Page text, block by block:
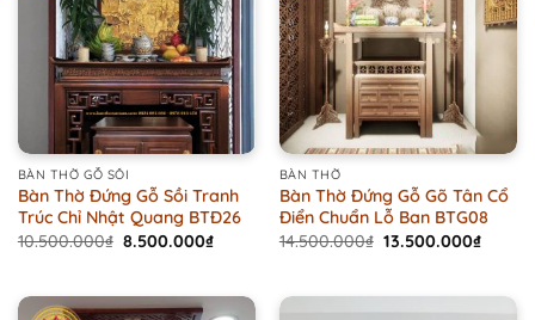
BÀN THỜ GỖ SỒI
Bàn Thờ Đứng Gỗ Sồi Tranh
Trúc Chỉ Nhật Quang BTĐ26
10.500.000₫ Original
8.500.000₫Current
BÀN THỜ
Bàn Thờ Đứng Gỗ Gõ Tân Cổ
Điển Chuẩn Lỗ Ban BTG08
14.500.000₫ Original
13.500.000₫